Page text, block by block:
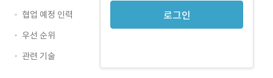
로그인
협업 예정 인력
우선 순위
관련 기술